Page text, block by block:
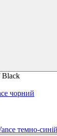
Black
чорний